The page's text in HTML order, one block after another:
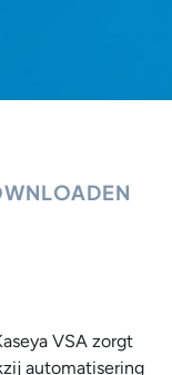
VSA zorgt
automatisering